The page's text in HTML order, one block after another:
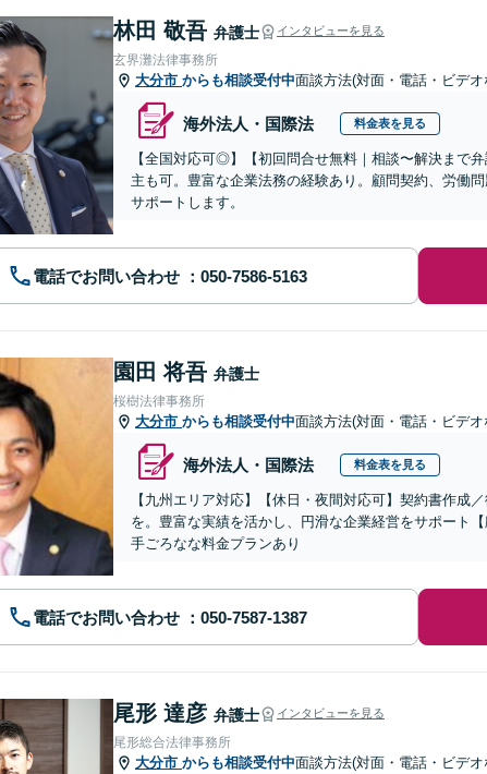
林田 敬吾 弁護士 インタビューを見る
玄界灘法律事務所
大分市 からも相談受付中面談方法(対面・電話・ビデ
海外法人・国際法 料金表を見る
【全国対応可◎】【初回問合せ無料｜相談〜解決まで
主も可。豊富な企業法務の経験あり。顧問契約、労働
サポートします。
電話でお問い合わせ
園田 将吾 弁護士
桜樹法律事務所
大分市 からも相談受付中面談方法(対面・電話・ビデ
海外法人・国際法 料金表を見る
【九州エリア対応】【休日・夜間対応可】契約書作成
を。豊富な実績を活かし、円滑な企業経営をサポート
手ごろなな料金プランあり
電話でお問い合わせ
尾形 達彦 弁護士 インタビューを見る
尾形総合法律事務所
大分市 からも相談受付中面談方法(対面・電話・ビデ